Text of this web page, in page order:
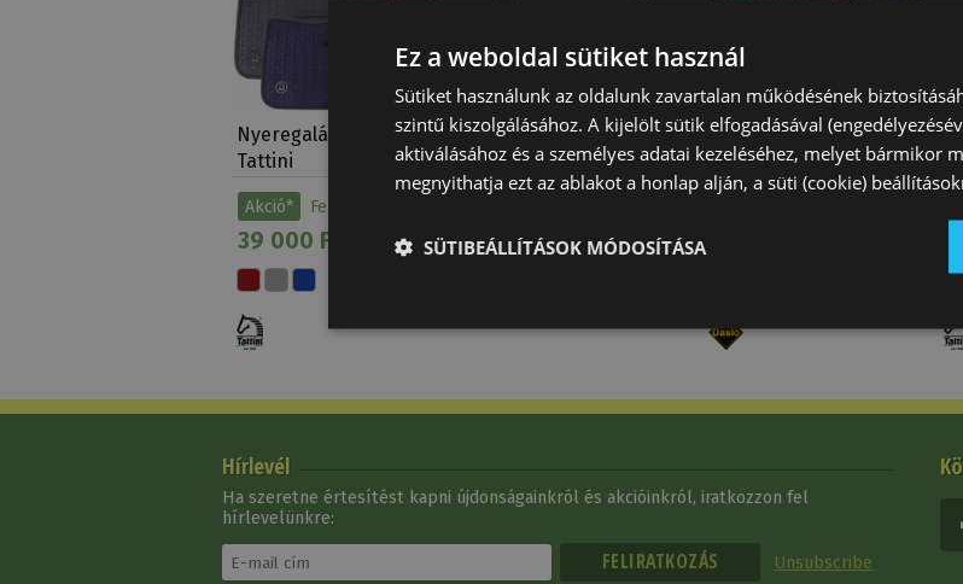
Nyeregalátét Lurex
Tattini
Akció* Feltételekkel
39 000 Ft
Nyeregalátét
Díjlovagló/többcélú
Gumi R…
Nyeregalátét Szalag
Szegés Póni Daslö E…
Hírlevél
Ha szeretne értesítést kapni újdonságainkról és akcióinkról, iratkozzon fel
hírlevelünkre:
Unsubscribe
Ez a weboldal sütiket használ
Sütiket használunk az oldalunk zavartalan működésének
szintű kiszolgálásához. A kijelölt sütik elfogadásával
aktiválásához és a személyes adatai kezeléséhez, melyet bármikor
megnyithatja ezt az ablakot a honlap alján, a süti (cookie)
SÜTIBEÁLLÍTÁSOK MÓDOSÍTÁSA